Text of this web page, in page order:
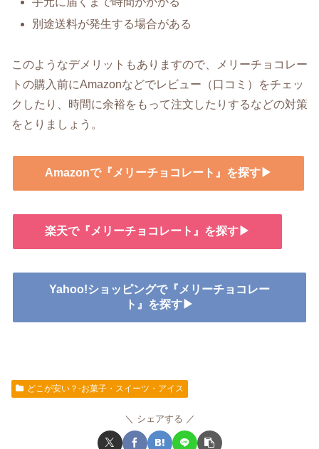
別途送料が発生する場合がある
このようなデメリットもありますので、メリーチョコレー
トの購入前にAmazonなどでレビュー（口コミ）をチェッ
クしたり、時間に余裕をもって注文したりするなどの対策
をとりましょう。
Amazonで『メリーチョコレート』を探す▶
楽天で『メリーチョコレート』を探す▶
Yahoo!ショッピングで『メリーチョコレー
ト』を探す▶
どこが安い？-お菓子・スイーツ・アイス
シェアする